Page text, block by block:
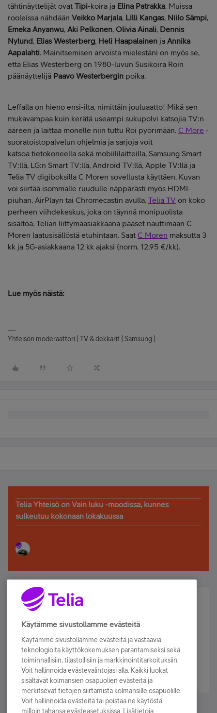
tähtinäyttelijät ovat Tipi-koira ja Elina Patrakka. Muissa
rooleissa nähdään Veikko Marjala, Lilli Kangas, Niilo Sämpi,
Emeka Anyanwu, Aki Pelkonen, Olivia Ainali, Dennis
Nylund, Elias Westerberg, Heli Haapalainen ja Annika
Aapalahti. Mainitsemisen arvoista mielestäni on myös se,
että Elias Westerberg on 1980-luvun Susikoira Roin
päänäyttelijä Paavo Westerbergin poika.
Leffalla on hieno ensi-ilta, nimittäin jouluaatto! Mikä sen
mukavampaa kuin kerätä useampi sukupolvi katsojia TV:n
ääreen ja laittaa monelle niin tuttu Roi pyörimään. C More -
suoratoistopalvelun ohjelmia ja sarjoja voit
katsoa tietokoneella sekä mobiililaitteilla, Samsung Smart
TV:llä, LG:n Smart TV:llä, Android TV:llä, Apple TV:llä ja
Telia TV digiboksilla C Moren sovellusta käyttäen. Kuvan
voi siirtää isommalle ruudulle näppärästi myös HDMI-
piuhan, AirPlayn tai Chromecastin avulla. Telia TV on koko
perheen viihdekeskus, joka on täynnä monipuolista
sisältöä. Telian liittymäasiakkaana pääset nauttimaan C
Moren laatusisällöstä etuhintaan. Saat C Moren maksutta 3
kk ja 5G-asiakkaana 12 kk ajaksi (norm. 12,95 €/kk).
Lue myös näistä:
Yhteisön moderaattori | TV & dekkarit | Samsung |
Telia Yhteisö on Vain luku -moodissa, kunnes
sulkeutuu kokonaan lokakuussa
Älä jää paitsi – osallistu ja voita!
Tilaa Telian uutiskirje ja olet mukana arvonnassa.
sähköpostiisi.
Tilaa nyt
Käytämme sivustollamme evästeitä
Käytämme sivustollamme evästeitä ja vastaavia
teknologioita käyttökokemuksen parantamiseksi sekä
toiminnallisiin, tilastollisiin ja markkinointitarkoituksiin.
Voit hallinnoida evästevalintojasi alla. Kaikki luokat
sisältävät kolmansien osapuolien evästeitä ja
merkitsevät tietojen siirtämistä kolmansille osapuolille.
Voit hallinnoida evästeitä tai poistaa ne käytöstä
milloin tahansa evästeasetuksissa. Lisätietoja